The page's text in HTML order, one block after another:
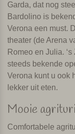
Garda, dat nog
Bardolino is
Verona een must.
theater (de Arena
Romeo en Julia.
steeds bekende
Verona kunt u ook
lekker uit eten.
Mooie
Comfortabele